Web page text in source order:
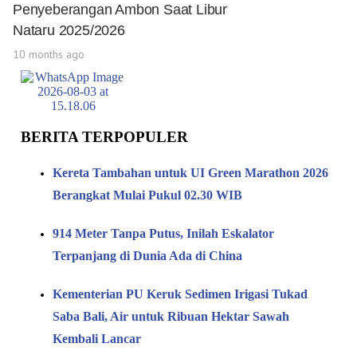
Penyeberangan Ambon Saat Libur
Nataru 2025/2026
10 months ago
BERITA TERPOPULER
Kereta Tambahan untuk UI Green Marathon 2026
Berangkat Mulai Pukul 02.30 WIB
914 Meter Tanpa Putus, Inilah Eskalator
Terpanjang di Dunia Ada di China
Kementerian PU Keruk Sedimen Irigasi Tukad
Saba Bali, Air untuk Ribuan Hektar Sawah
Kembali Lancar